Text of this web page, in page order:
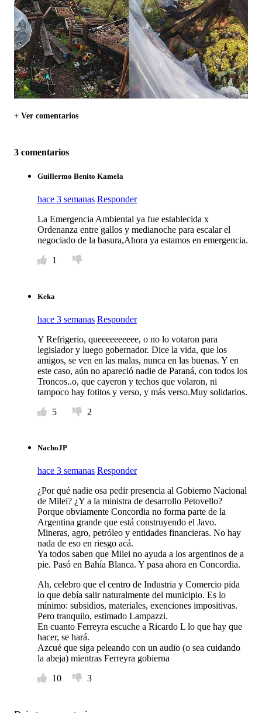
+ Ver comentarios
3 comentarios
Guillermo Benito Kamela
hace 3 semanas Responder
La Emergencia Ambiental ya fue establecida x
Ordenanza entre gallos y medianoche para escalar el
negociado de la basura,Ahora ya estamos en emergencia.
1
Keka
hace 3 semanas Responder
Y Refrigerio, queeeeeeeeee, o no lo votaron para
legislador y luego gobernador. Dice la vida, que los
amigos, se ven en las malas, nunca en las buenas. Y en
este caso, aún no apareció nadie de Paraná, con todos los
Troncos..o, que cayeron y techos que volaron, ni
tampoco hay fotitos y verso, y más verso.Muy solidarios.
5
2
NachoJP
hace 3 semanas Responder
¿Por qué nadie osa pedir presencia al Gobierno Nacional
de Milei? ¿Y a la ministra de desarrollo Petovello?
Porque obviamente Concordia no forma parte de la
Argentina grande que está construyendo el Javo.
Mineras, agro, petróleo y entidades financieras. No hay
nada de eso en riesgo acá.
Ya todos saben que Milei no ayuda a los argentinos de a
pie. Pasó en Bahía Blanca. Y pasa ahora en Concordia.
Ah, celebro que el centro de Industria y Comercio pida
lo que debía salir naturalmente del municipio. Es lo
mínimo: subsidios, materiales, exenciones impositivas.
Pero tranquilo, estimado Lampazzi.
En cuanto Ferreyra escuche a Ricardo L lo que hay que
hacer, se hará.
Azcué que siga peleando con un audio (o sea cuidando
la abeja) mientras Ferreyra gobierna
10
3